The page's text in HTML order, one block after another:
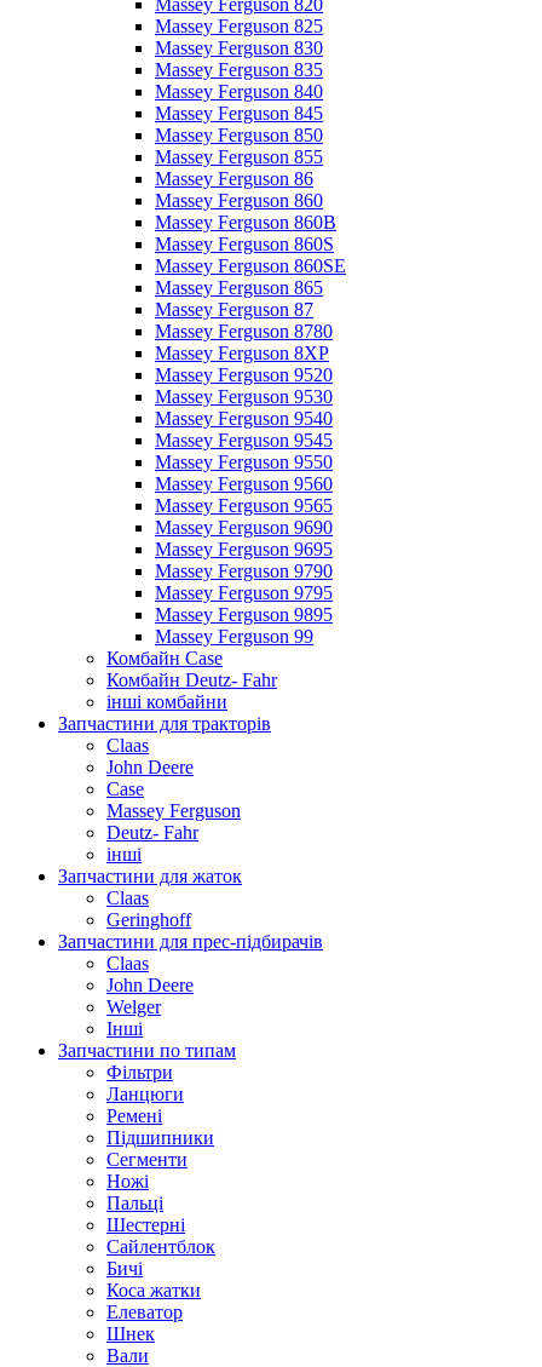
Massey Ferguson 820
Massey Ferguson 825
Massey Ferguson 830
Massey Ferguson 835
Massey Ferguson 840
Massey Ferguson 845
Massey Ferguson 850
Massey Ferguson 855
Massey Ferguson 86
Massey Ferguson 860
Massey Ferguson 860B
Massey Ferguson 860S
Massey Ferguson 860SE
Massey Ferguson 865
Massey Ferguson 87
Massey Ferguson 8780
Massey Ferguson 8XP
Massey Ferguson 9520
Massey Ferguson 9530
Massey Ferguson 9540
Massey Ferguson 9545
Massey Ferguson 9550
Massey Ferguson 9560
Massey Ferguson 9565
Massey Ferguson 9690
Massey Ferguson 9695
Massey Ferguson 9790
Massey Ferguson 9795
Massey Ferguson 9895
Massey Ferguson 99
Комбайн Case
Комбайн Deutz- Fahr
інші комбайни
Запчастини для тракторів
Claas
John Deere
Case
Massey Ferguson
Deutz- Fahr
інші
Запчастини для жаток
Claas
Geringhoff
Запчастини для прес-підбирачів
Claas
John Deere
Welger
Інші
Запчастини по типам
Фільтри
Ланцюги
Ремені
Підшипники
Сегменти
Ножі
Пальці
Шестерні
Сайлентблок
Бичі
Коса жатки
Елеватор
Шнек
Вали